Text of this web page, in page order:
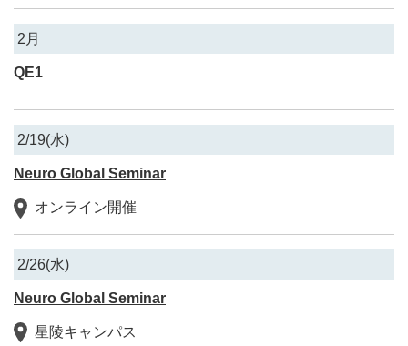
2月
QE1
2/19(水)
Neuro Global Seminar
オンライン開催
2/26(水)
Neuro Global Seminar
星陵キャンパス